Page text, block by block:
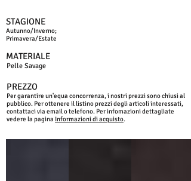
STAGIONE
Autunno/Inverno;
Primavera/Estate
MATERIALE
Pelle Savage
PREZZO
Per garantire un'equa concorrenza, i nostri prezzi sono chiusi al
pubblico. Per ottenere il listino prezzi degli articoli interessati,
contattaci via email o telefono. Per infomazioni dettagliate
vedere la pagina Informazioni di acquisto.